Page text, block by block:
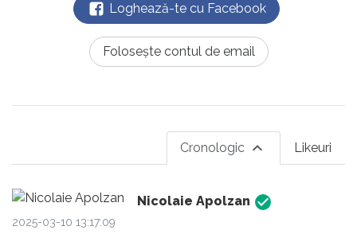
Loghează-te cu Facebook
Folosește contul de email
Likeuri
Cronologic
Nicolaie Apolzan
2025-03-10 13:17:09